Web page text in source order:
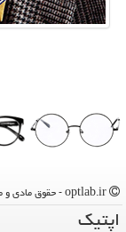
اپتیك